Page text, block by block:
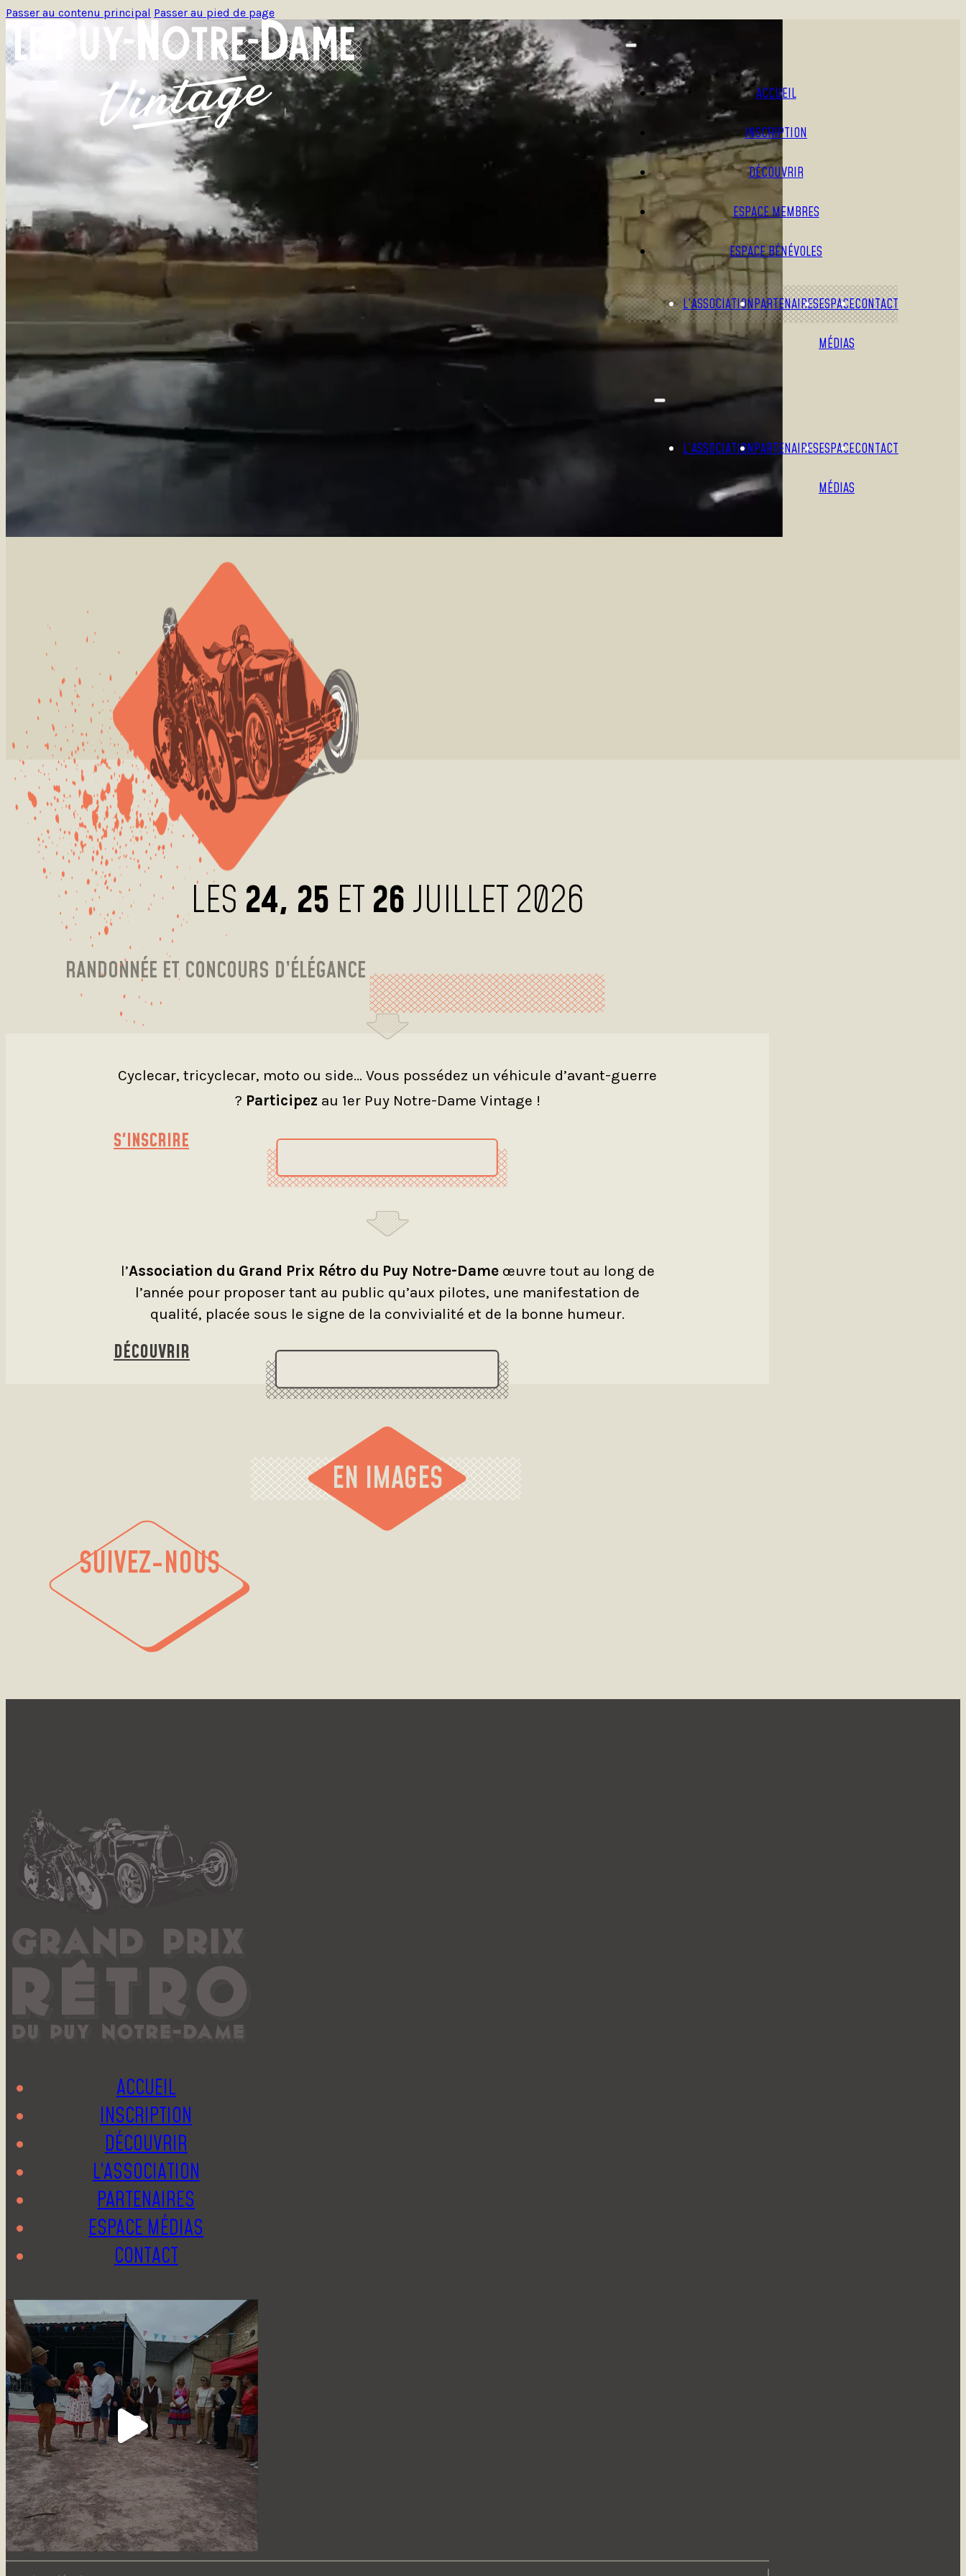
Passer au contenu principal Passer au pied de page
ACCUEIL
INSCRIPTION
DÉCOUVRIR
ESPACE MEMBRES
ESPACE BÉNÉVOLES
L’ASSOCIATIONPARTENAIRESESPACE
MÉDIAS
CONTACT
L’ASSOCIATIONPARTENAIRESESPACE
MÉDIAS
CONTACT
LES 24, 25 ET26JUILLET 2026
RANDONNÉE ET CONCOURS D’ÉLÉGANCE
Cyclecar, tricyclecar, moto ou side… Vous possédez un véhicule d’avant-guerre
? Participez au 1er Puy Notre-Dame Vintage !
S'INSCRIRE
l’Association du Grand Prix Rétro du Puy Notre-Dameœuvre tout au long de
l’année pour proposer tant au public qu’aux pilotes, une manifestation de
qualité, placée sous le signe de la convivialité et de la bonne humeur.
DÉCOUVRIR
EN IMAGES
SUIVEZ-NOUS
ACCUEIL
INSCRIPTION
DÉCOUVRIR
L’ASSOCIATION
PARTENAIRES
ESPACE MÉDIAS
CONTACT